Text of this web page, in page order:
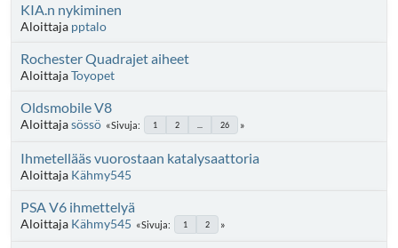
KIA.n nykiminen
Aloittaja pptalo
Rochester Quadrajet aiheet
AloittajaToyopet
Oldsmobile V8
Aloittajasössö Sivuja 1 2 26
Ihmetellääs vuorostaan katalysaattoria
Aloittaja Kähmy545
PSA V6 ihmettelyä
Aloittaja Kähmy545 Sivuja 1 2